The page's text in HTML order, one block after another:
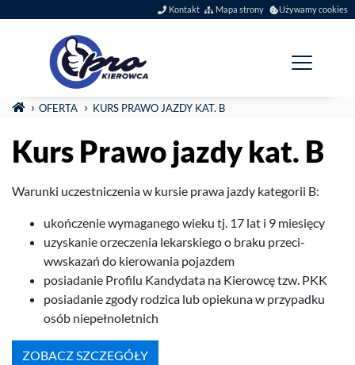
Szybkie menu
Kontakt Mapa strony Używamy cookies
Menu główne
Jesteś tutaj:
STRONA GŁÓWNA
OFERTA KURS PRAWO JAZDY KAT. B
Kurs Prawo jazdy kat. B
Warunki uczest­niczenia w kur­sie prawa jazdy kat­e­gorii B:
ukończe­nie wyma­ganego wieku tj. 17 lat i 9 miesięcy
uzyskanie orzeczenia lekarskiego o braku prze­ci­
wwskazań do kierowa­nia pojazdem
posi­adanie Pro­filu Kandy­data na Kierowcę tzw. PKK
posi­adanie zgody rodz­ica lub opiekuna w przy­padku
osób niepełnoletnich
ZOBACZ SZCZEGÓŁY